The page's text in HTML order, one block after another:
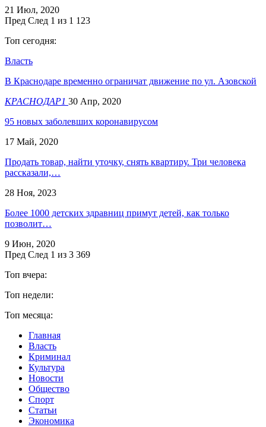
21 Июл, 2020
Пред След 1 из 1 123
Топ сегодня:
Власть
В Краснодаре временно ограничат движение по ул. Азовской
КРАСНОДАР1 30 Апр, 2020
95 новых заболевших коронавирусом
17 Май, 2020
Продать товар, найти уточку, снять квартиру. Три человека
рассказали,…
28 Ноя, 2023
Более 1000 детских здравниц примут детей, как только
позволит…
9 Июн, 2020
Пред След 1 из 3 369
Топ вчера:
Топ недели:
Топ месяца:
Главная
Власть
Криминал
Культура
Новости
Общество
Спорт
Статьи
Экономика